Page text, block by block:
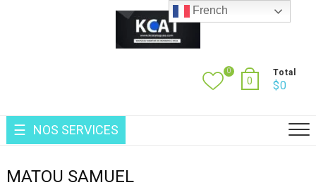
0
0
Total
$0
NOS SERVICES
MATOU SAMUEL
French